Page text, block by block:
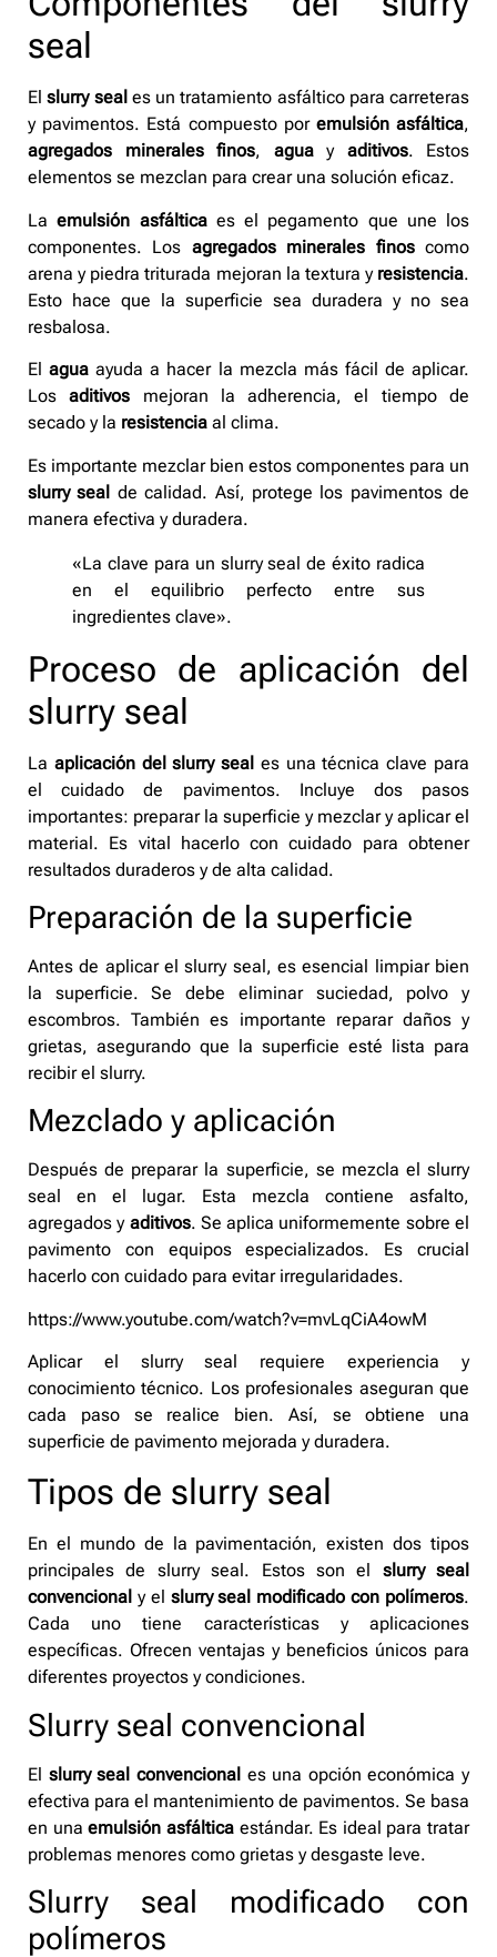
seal
Elslurry seal es un tratamiento asfáltico para carreteras
y pavimentos. Está compuesto por emulsión asfáltica,
agregados minerales finos, aguay aditivos. Estos
elementos se mezclan para crear una solución eficaz.
Laemulsión asfálticaes el pegamento que une los
componentes. Los agregados minerales finoscomo
arena y piedra triturada mejoran la textura y resistencia.
Esto hace que la superficie sea duradera y no sea
resbalosa.
Elagua ayuda a hacer la mezcla más fácil de aplicar.
Losaditivos mejoran la adherencia, el tiempo de
secado y la resistencia al clima.
Es importante mezclar bien estos componentes para un
slurry seal de calidad. Así, protege los pavimentos de
manera efectiva y duradera.
«La clave para un slurry seal de éxito radica
en el equilibrio perfecto entre sus
ingredientes clave».
Proceso de aplicación del
slurry seal
La aplicación del slurry seal es una técnica clave para
el cuidado de pavimentos. Incluye dos pasos
importantes: preparar la superficie y mezclar y aplicar el
material. Es vital hacerlo con cuidado para obtener
resultados duraderos y de alta calidad.
Preparación de la superficie
Antes de aplicar el slurry seal, es esencial limpiar bien
la superficie. Se debe eliminar suciedad, polvo y
escombros. También es importante reparar daños y
grietas, asegurando que la superficie esté lista para
recibir el slurry.
Mezclado y aplicación
Después de preparar la superficie, se mezcla el slurry
seal en el lugar. Esta mezcla contiene asfalto,
agregados y aditivos. Se aplica uniformemente sobre el
pavimento con equipos especializados. Es crucial
hacerlo con cuidado para evitar irregularidades.
https://www.youtube.com/watch?v=mvLqCiA4owM
Aplicar el slurry seal requiere experiencia y
conocimiento técnico. Los profesionales aseguran que
cada paso se realice bien. Así, se obtiene una
superficie de pavimento mejorada y duradera.
Tipos de slurry seal
En el mundo de la pavimentación, existen dos tipos
principales de slurry seal. Estos son el slurry seal
convencional y el slurry seal modificado con polímeros.
Cada uno tiene características y aplicaciones
específicas. Ofrecen ventajas y beneficios únicos para
diferentes proyectos y condiciones.
Slurry seal convencional
El slurry seal convencionales una opción económica y
efectiva para el mantenimiento de pavimentos. Se basa
en unaemulsión asfálticaestándar. Es ideal para tratar
problemas menores como grietas y desgaste leve.
Slurry seal modificado con
polímeros